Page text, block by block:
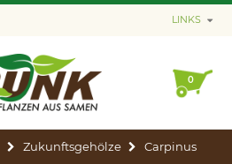
LINKS
0
Zukunftsgehölze
Carpinus